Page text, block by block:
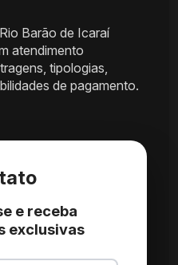
Barão de Icaraí
atendimento
tipologias,
de pagamento.
e receba
exclusivas